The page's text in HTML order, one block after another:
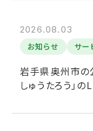
2026.08.03
お知らせ
サー
岩手県奥州市の
しゅうたろう」